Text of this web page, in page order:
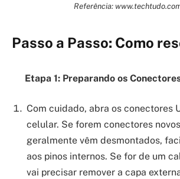
Referência:
Passo a Passo: Como
Etapa 1: Preparando os
Com cuidado, abra os conectores
celular. Se forem conectores
geralmente vêm desmontados,
aos pinos internos. Se for de um
vai precisar remover a capa